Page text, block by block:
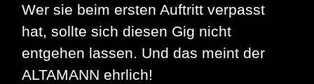
Wer sie beim ersten Auftritt verpasst
hat, sollte sich diesen Gig nicht
entgehen lassen. Und das meint der
ALTAMANN ehrlich!